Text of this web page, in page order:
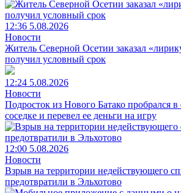
12:36 5.08.2026
Новости
Житель Северной Осетии заказал
получил условный срок
12:24 5.08.2026
Новости
Подросток из Нового Батако пробрался
соседке и перевел ее деньги на игру
12:00 5.08.2026
Новости
Взрыв на территории недействующего
предотвратили в Эльхотово